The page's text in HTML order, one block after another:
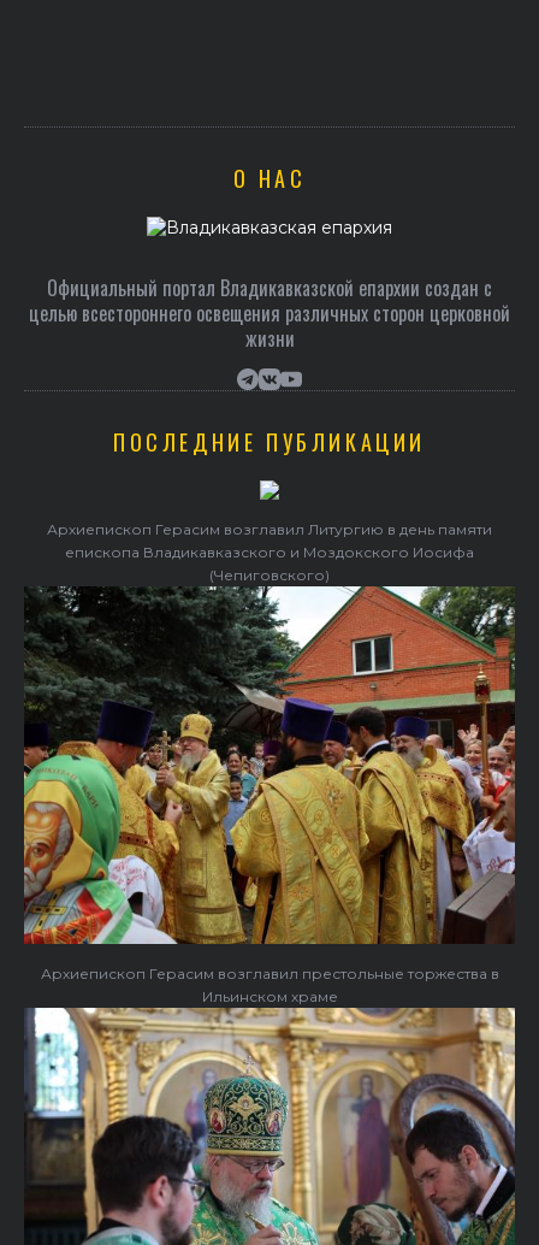
О НАС
Официальный портал Владикавказской епархии создан c
целью всестороннего освещения различных сторон церковной
жизни
ПОСЛЕДНИЕ ПУБЛИКАЦИИ
Архиепископ Герасим возглавил Литургию в день памяти
епископа Владикавказского и Моздокского Иосифа
(Чепиговского)
Архиепископ Герасим возглавил престольные торжества в
Ильинском храме